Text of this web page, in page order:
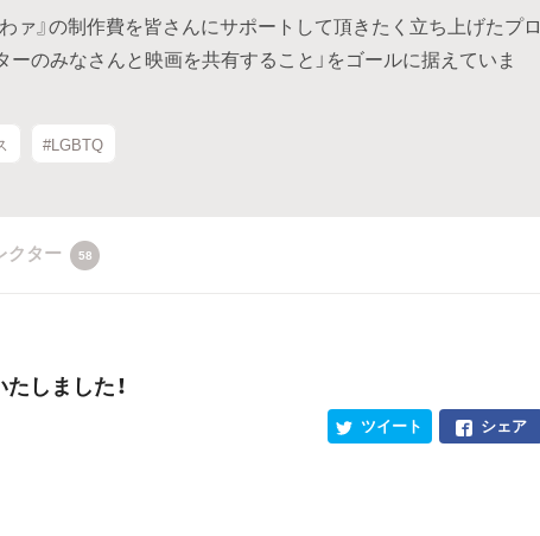
ァ』の制作費を皆さんにサポートして頂きたく立ち上げたプロ
ーのみなさんと映画を共有すること」をゴールに据えていま
#LGBTQ
クター 58
しました！
シェア
ツイート